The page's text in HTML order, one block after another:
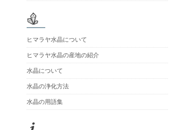
ヒマラヤ水晶について
ヒマラヤ水晶の産地の紹介
水晶について
水晶の浄化方法
水晶の用語集